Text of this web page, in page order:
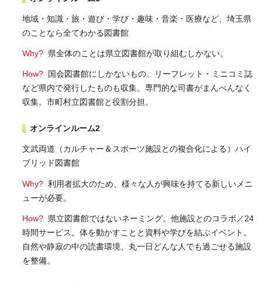
地域・知識・旅・遊び・学び・趣味・音楽・医療など、埼玉県
のことなら全てわかる図書館
Why? 県全体のことは県立図書館が取り組むしかない。
How?
国会図書館にしかないもの、リーフレット・ミニコミ誌
など県内で発行したものも収集。専門的な司書がまんべんなく
収集。市町村立図書館と役割分担。
オンラインルーム2
文武両道（カルチャー＆スポーツ施設との複合化による）ハイ
ブリッド図書館
Why? 利用者拡大のため、様々な人が興味を持てる新しいメニ
ューが必要。
How? 県立図書館ではないネーミング。他施設とのコラボ／24
時間サービス。体を動かすことと資料や学びを結ぶイベント。
自然や静寂の中の読書環境、丸一日どんな人でも過ごせる施設
を整備。